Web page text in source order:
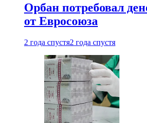
Орбан потребовал
от Евросоюза
2 года спустя2 года спустя